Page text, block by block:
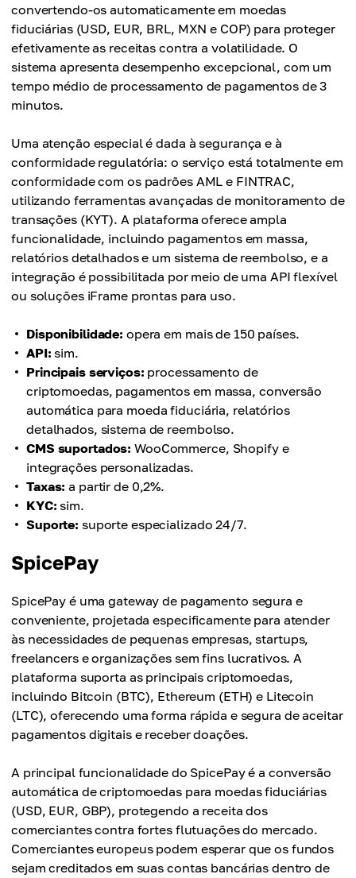
convertendo-os automaticamente em moedas
fiduciárias (USD, EUR, BRL, MXN e COP) para proteger
efetivamente as receitas contra a volatilidade. O
sistema apresenta desempenho excepcional, com um
tempo médio de processamento de pagamentos de 3
minutos.
Uma atenção especial é dada à segurança e à
conformidade regulatória: o serviço está totalmente em
conformidade com os padrões AML e FINTRAC,
utilizando ferramentas avançadas de monitoramento de
transações (KYT). A plataforma oferece ampla
funcionalidade, incluindo pagamentos em massa,
relatórios detalhados e um sistema de reembolso, e a
integração é possibilitada por meio de uma API flexível
ou soluções iFrame prontas para uso.
Disponibilidade: opera em mais de 150 países.
API: sim.
Principais serviços: processamento de
criptomoedas, pagamentos em massa, conversão
automática para moeda fiduciária, relatórios
detalhados, sistema de reembolso.
CMS suportados: WooCommerce, Shopify e
integrações personalizadas.
Taxas: a partir de 0,2%.
KYC: sim.
Suporte: suporte especializado 24/7.
SpicePay
SpicePay é uma gateway de pagamento segura e
conveniente, projetada especificamente para atender
às necessidades de pequenas empresas, startups,
freelancers e organizações sem fins lucrativos. A
plataforma suporta as principais criptomoedas,
incluindo Bitcoin (BTC), Ethereum (ETH) e Litecoin
(LTC), oferecendo uma forma rápida e segura de aceitar
pagamentos digitais e receber doações.
A principal funcionalidade do SpicePay é a conversão
automática de criptomoedas para moedas fiduciárias
(USD, EUR, GBP), protegendo a receita dos
comerciantes contra fortes flutuações do mercado.
Comerciantes europeus podem esperar que os fundos
sejam creditados em suas contas bancárias dentro de